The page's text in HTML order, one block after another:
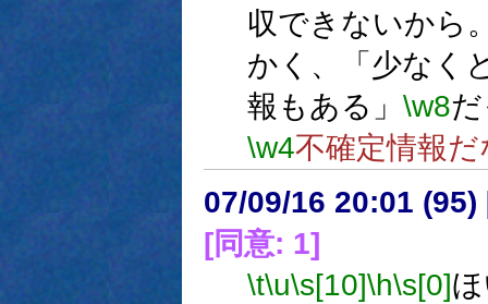
収できないから
かく、「少なく
報もある」 \w8
\w4不確定情報だ
07/09/16 20:01 (95)
[同意: 1]
\t\u\s[10]\h\s[0]